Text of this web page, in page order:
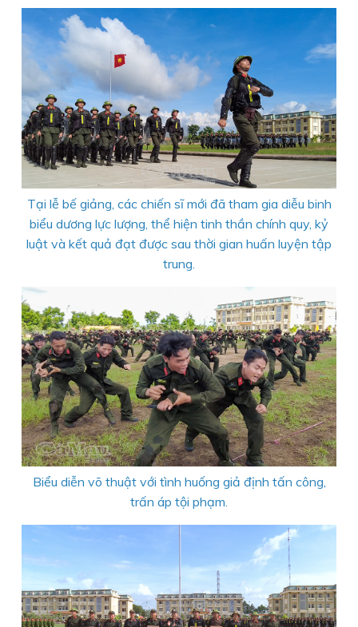
Tại lễ bế giảng, các chiến sĩ mới đã tham gia diễu binh
biểu dương lực lượng, thể hiện tinh thần chính quy, kỷ
luật và kết quả đạt được sau thời gian huấn luyện tập
trung.
Biểu diễn võ thuật với tình huống giả định tấn công,
trấn áp tội phạm.